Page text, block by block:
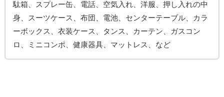
駄箱、スプレー缶、電話、空気入れ、洋服、押し入れの中
身、スーツケース、布団、電池、センターテーブル、カラ
ーボックス、衣装ケース、タンス、カーテン、ガスコン
ロ、ミニコンポ、健康器具、マットレス、など